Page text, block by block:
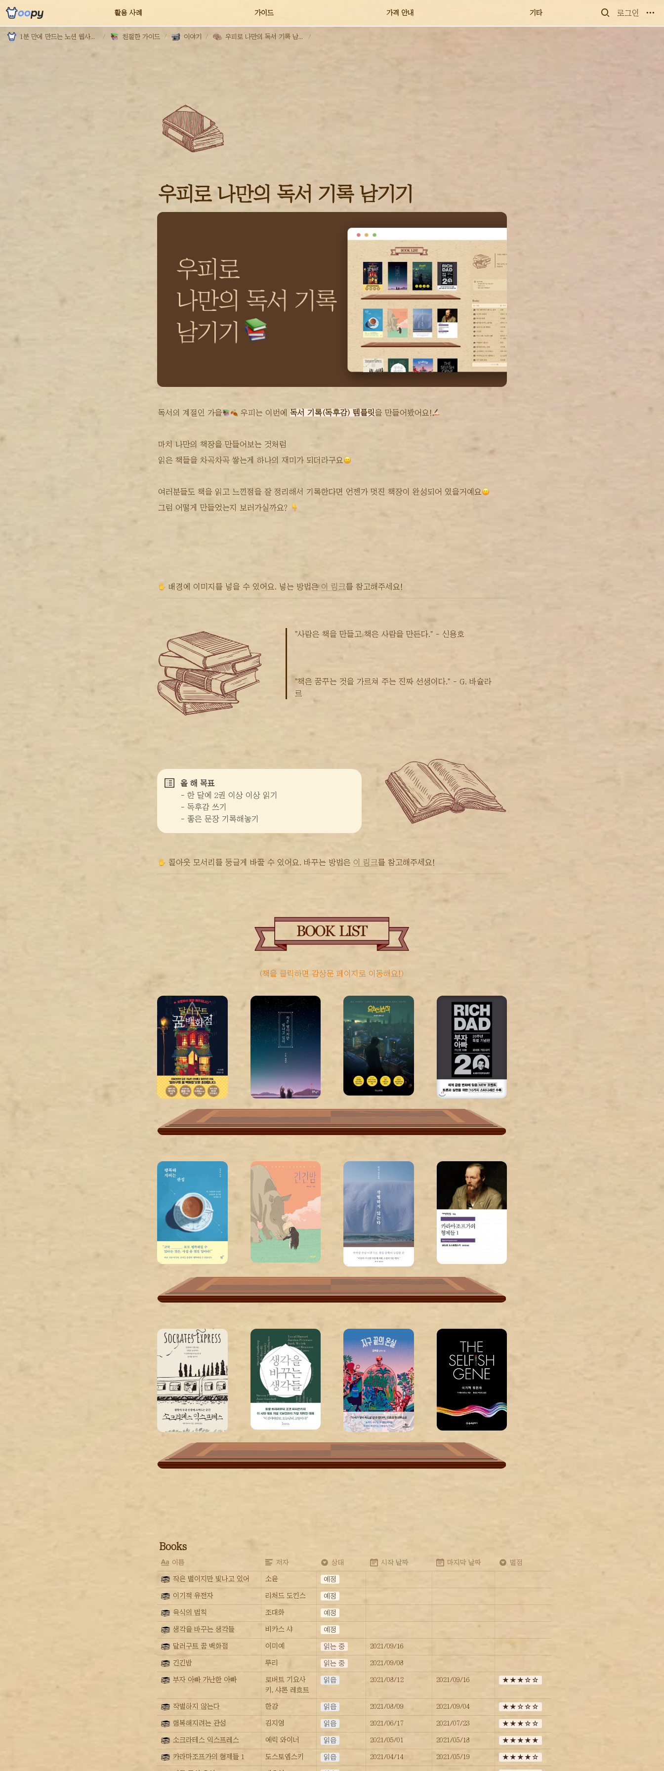
활용 사례 가이드 가격 안내 기타 로그인
/ 친절한 가이드 / 이야기 / /
고객 가이드 꿀팁 TOP5 새소식
우피로 나만의 독서 기록 남기기
독서의 계절인 가을 우피는 이번에 독서 기록(독후감) 템플릿을 만들어봤어요!
마치 나만의 책장을 만들어보는 것처럼
읽은 책들을 차곡차곡 쌓는게 하나의 재미가 되더라구요
여러분들도 책을 읽고 느낀점을 잘 정리해서 기록한다면 언젠가 멋진 책장이 완성되어 있을거예요
그럼 어떻게 만들었는지 보러가실까요?
배경에 이미지를 넣을 수 있어요. 넣는 방법은 이 링크를 참고해주세요!
"사람은 책을 만들고 책은 사람을 만든다." - 신용호
"책은 꿈꾸는 것을 가르쳐 주는 진짜 선생이다." - G. 바슐라
르
올 해 목표
- 한 달에 2권 이상 이상 읽기
- 독후감 쓰기
- 좋은 문장 기록해놓기
콜아웃 모서리를 둥글게 바꿀 수 있어요. 바꾸는 방법은 이 링크를 참고해주세요!
(책을 클릭하면 감상문 페이지로 이동해요!)
Books
이름 저자 상태 시작 날짜 마지막 날짜 별점
작은 별이지만 빛나고 있어 소윤 예정
이기적 유전자 리처드 도킨스 예정
육식의 법칙 조대화 예정
생각을 바꾸는 생각들 비카스 샤 예정
달러구트 꿈 백화점 이미예 읽는 중 2021/09/16
긴긴밤 루리 읽는 중 2021/09/08
부자 아빠 가난한 아빠
로버트 기요사
키, 샤론 레흐트
읽음 2021/08/12 2021/09/16 ★★★☆☆
작별하지 않는다 한강 읽음 2021/08/09 2021/09/04 ★★☆☆☆
행복해지려는 관성 김지영 읽음 2021/06/17 2021/07/23 ★★★☆☆
소크라테스 익스프레스 에릭 와이너 읽음 2021/05/01 2021/05/18 ★★★★★
카라마조프가의 형제들 1 도스토옙스키 읽음 2021/04/14 2021/05/19 ★★★★☆